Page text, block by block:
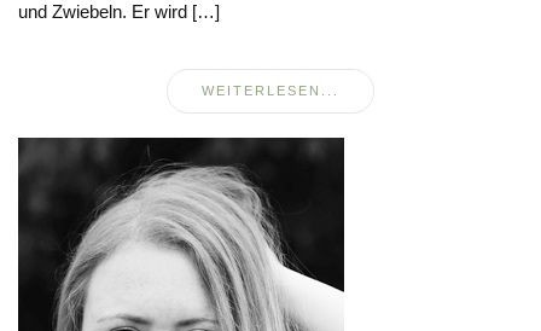
und Zwiebeln. Er wird […]
WEITERLESEN...